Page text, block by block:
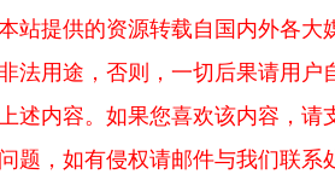
站提供的资源转载自国内外各大
法用途，否则，一切后果请用户
述内容。如果您喜欢该内容，请
问题，如有侵权请邮件与我们联系